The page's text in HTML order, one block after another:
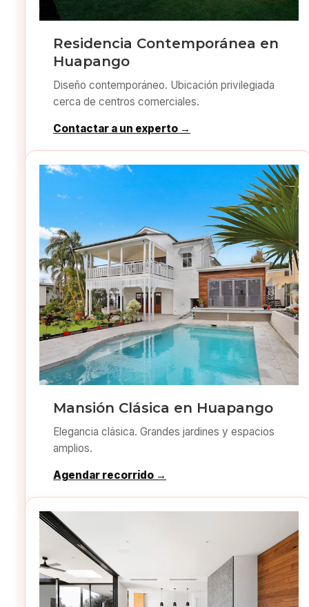
Residencia Contemporánea en
Huapango
Diseño contemporáneo. Ubicación privilegiada
cerca de centros comerciales.
Contactar a un experto →
Mansión Clásica en Huapango
Elegancia clásica. Grandes jardines y espacios
amplios.
Agendar recorrido →